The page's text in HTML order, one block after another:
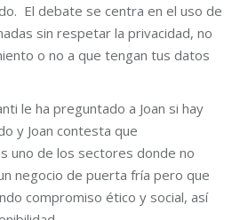
El debate se centra en el uso de
sin respetar la privacidad, no
o no a que tengan tus datos
le ha preguntado a Joan si hay
y Joan contesta que
uno de los sectores donde no
negocio de puerta fría pero que
compromiso ético y social, así